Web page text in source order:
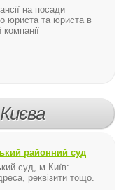
на посади
юриста та юриста в
районний суд
суд, м.Київ:
реквізити тощо.